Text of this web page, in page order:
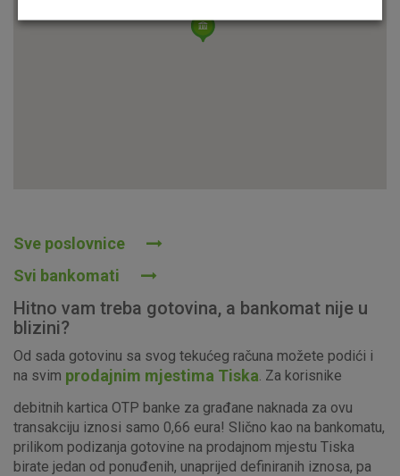
Sve poslovnice
Svi bankomati
Hitno vam treba gotovina, a bankomat nije u
blizini?
Od sada gotovinu sa svog tekućeg računa možete podići i
na svim prodajnim mjestima Tiska . Za korisnike
debitnih kartica OTP banke za građane naknada za ovu
transakciju iznosi samo 0,66 eura! Slično kao na bankomatu,
prilikom podizanja gotovine na prodajnom mjestu Tiska
birate jedan od ponuđenih, unaprijed definiranih iznosa, pa
Ovi kolačići nužni su za funkcioniranje internetske stranice i
postavljaju kao odgovor na vaše radnje koje uključuju zahtjev
za uslugama, kao što su postavke kolačića. Svoj preglednik
o njima, ali u tom slučaju neki dijelovi stranice neće raditi. Ti
kolačići ne pohranjuju nikakve informacije koje bi vas mogle
identificirati.